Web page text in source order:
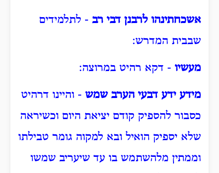
אשכחתינהו לרבנן דבי רב - לתלמידים
שבבית המדרש:
מעשיו - דקא רהיט במרוצה:
מידע ידע דבעי הערב שמש - והיינו דרהיט
כסבור להספיק קודם יציאת היום וכשיראה
שלא יספיק הואיל ובא למקוה גומר טבילתו
וממתין מלהשתמש בו עד שיעריב שמשו